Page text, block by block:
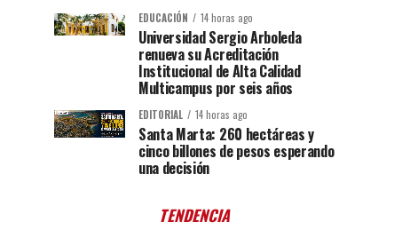
EDUCACIÓN 14 horas ago
Universidad Sergio Arboleda
renueva su Acreditación
Institucional de Alta Calidad
Multicampus por seis años
EDITORIAL 14 horas ago
Santa Marta: 260 hectáreas y
cinco billones de pesos esperando
una decisión
TENDENCIA